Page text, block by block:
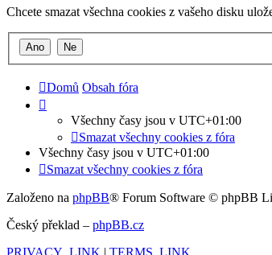
Chcete smazat všechna cookies z vašeho disku
Domů Obsah fóra
Všechny časy jsou v UTC+01:00
Smazat všechny cookies z fóra
Všechny časy jsou v UTC+01:00
Smazat všechny cookies z fóra
Založeno na phpBB® Forum Software © phpBB
Český překlad – phpBB.cz
PRIVACY_LINK | TERMS_LINK